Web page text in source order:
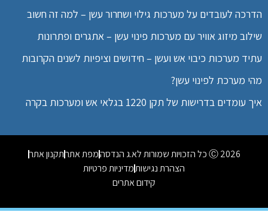
הדרכה לעובדים על מערכות גילוי ושחרור עשן – למה זה חשוב
שילוב מיזוג אוויר עם מערכות פינוי עשן – אתגרים ופתרונות
עתיד מערכות כיבוי אש ועשן – חידושים וציפיות לשנים הקרובות
מהי מערכת לפינוי עשן?
איך עומדים בדרישות של תקן 1220 בגלאי אש ומערכות בקרה
2026 Ⓒ כל הזכויות שמורות לא.ג הנדסה מפת אתרתקנון אתר
הצהרת נגישותמדיניות פרטיות
קידום אתרים